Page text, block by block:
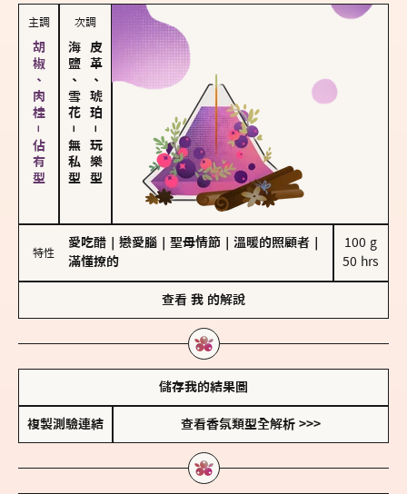
主調
胡椒、肉桂－佔有型
次調
海鹽、雪花
－
無私型
皮革、琥珀
－
玩樂型
特性
愛吃醋 戀愛腦 聖母情節 溫暖的照顧者
滿懂撩的
100 g
50 hrs
查看 我 的解說
儲存我的結果圖
複製測驗連結 查看香氛類型全解析 >>>